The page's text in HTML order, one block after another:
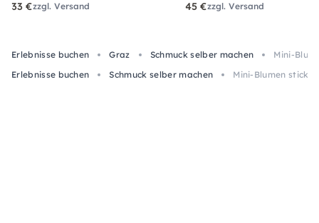
33 €zzgl. Versand 45 €zzgl. Versand
Erlebnisse buchen Graz Schmuck selber machen
Mini-
Erlebnisse buchen
Schmuck selber machen Mini-Blumen